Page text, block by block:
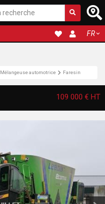
FR
Mélangeuse automotrice Faresin
109 000 € HT